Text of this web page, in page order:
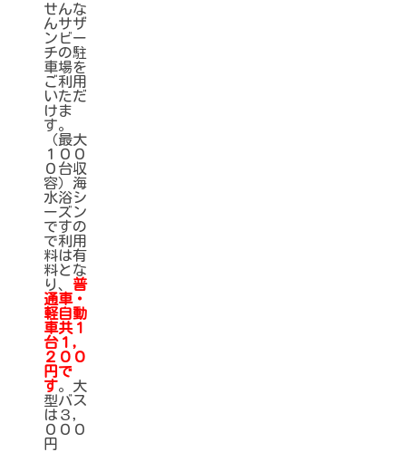
せんな
んサザ
ンビー
チの駐
車場を
ご利用
いただ
けま
す。
（最大
１００
０台収
容）海
水浴シ
ーズン
ですの
で利用
料は有
料とな
り、 普
通車・
軽自動
車共１
台１，
２００
円で
す。大
型バス
は３，
０００
円